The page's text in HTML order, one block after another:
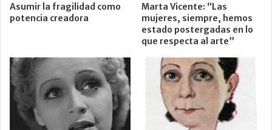
Asumir la fragilidad como
potencia creadora
Marta Vicente: “Las
mujeres, siempre, hemos
estado postergadas en lo
que respecta al arte”